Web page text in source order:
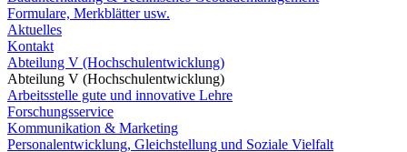
Formulare, Merkblätter usw.
Aktuelles
Kontakt
Abteilung V (Hochschulentwicklung)
Abteilung V (Hochschulentwicklung)
Arbeitsstelle gute und innovative Lehre
Forschungsservice
Kommunikation & Marketing
Personalentwicklung, Gleichstellung und Soziale Vielfalt